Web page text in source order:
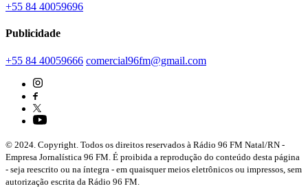
+55 84 40059696
Publicidade
+55 84 40059666 comercial96fm@gmail.com
© 2024. Copyright. Todos os direitos reservados à Rádio 96 FM Natal/RN -
Empresa Jornalística 96 FM. É proibida a reprodução do conteúdo desta página
- seja reescrito ou na íntegra - em quaisquer meios eletrônicos ou impressos, sem
autorização escrita da Rádio 96 FM.